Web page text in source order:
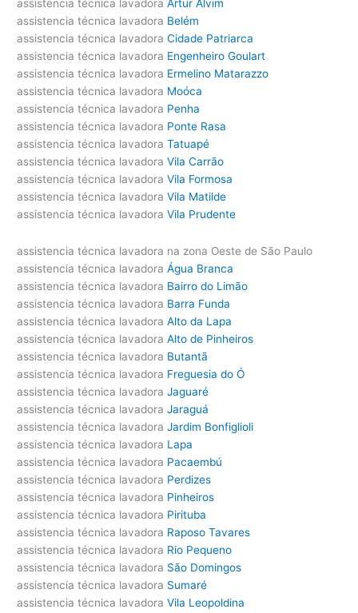
assistencia técnica lavadora Artur Alvim
assistencia técnica lavadora Belém
assistencia técnica lavadora Cidade Patriarca
assistencia técnica lavadora Engenheiro Goulart
assistencia técnica lavadora Ermelino Matarazzo
assistencia técnica lavadora Moóca
assistencia técnica lavadora Penha
assistencia técnica lavadora Ponte Rasa
assistencia técnica lavadora Tatuapé
assistencia técnica lavadora Vila Carrão
assistencia técnica lavadora Vila Formosa
assistencia técnica lavadora Vila Matilde
assistencia técnica lavadora Vila Prudente
assistencia técnica lavadora na zona Oeste de São Paulo
assistencia técnica lavadora Água Branca
assistencia técnica lavadora Bairro do Limão
assistencia técnica lavadora Barra Funda
assistencia técnica lavadora Alto da Lapa
assistencia técnica lavadora Alto de Pinheiros
assistencia técnica lavadora Butantã
assistencia técnica lavadora Freguesia do Ó
assistencia técnica lavadora Jaguaré
assistencia técnica lavadora Jaraguá
assistencia técnica lavadora Jardim Bonfiglioli
assistencia técnica lavadora Lapa
assistencia técnica lavadora Pacaembú
assistencia técnica lavadora Perdizes
assistencia técnica lavadora Pinheiros
assistencia técnica lavadora Pirituba
assistencia técnica lavadora Raposo Tavares
assistencia técnica lavadora Rio Pequeno
assistencia técnica lavadora São Domingos
assistencia técnica lavadora Sumaré
assistencia técnica lavadora Vila Leopoldina